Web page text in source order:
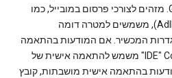
באתרים שלא שייכים ל-Google. מזהים לצורכי פרסום במובייל, כמו
מזהה הפרסום של Android‏ (AdID), משמשים למטרה דומה
המכשיר. אם המודעות בהתאמה
אישית מופעלות, קובץ ה-Cookie‏ "IDE" משמש להתאמה אישית של
בהתאמה אישית מושבתות, קובץ